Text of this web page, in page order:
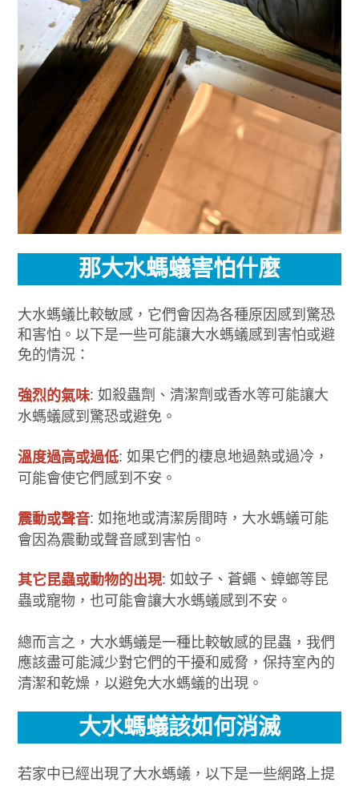
那大水螞蟻害怕什麼
大水螞蟻比較敏感，它們會因為各種原因感到驚恐
和害怕。以下是一些可能讓大水螞蟻感到害怕或避
免的情況：
強烈的氣味: 如殺蟲劑、清潔劑或香水等可能讓大
水螞蟻感到驚恐或避免。
溫度過高或過低: 如果它們的棲息地過熱或過冷，
可能會使它們感到不安。
震動或聲音: 如拖地或清潔房間時，大水螞蟻可能
會因為震動或聲音感到害怕。
其它昆蟲或動物的出現: 如蚊子、蒼蠅、蟑螂等昆
蟲或寵物，也可能會讓大水螞蟻感到不安。
總而言之，大水螞蟻是一種比較敏感的昆蟲，我們
應該盡可能減少對它們的干擾和威脅，保持室內的
清潔和乾燥，以避免大水螞蟻的出現。
大水螞蟻該如何消滅
若家中已經出現了大水螞蟻，以下是一些網路上提